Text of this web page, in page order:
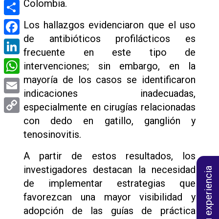
Colombia.
Los hallazgos evidenciaron que el uso
de antibióticos profilácticos es
frecuente en este tipo de
intervenciones; sin embargo, en la
mayoría de los casos se identificaron
indicaciones inadecuadas,
especialmente en cirugías relacionadas
con dedo en gatillo, ganglión y
tenosinovitis.
A partir de estos resultados, los
investigadores destacan la necesidad
de implementar estrategias que
favorezcan una mayor visibilidad y
adopción de las guías de práctica
Compartir
Facebook
LinkedIn
WhatsApp
Email